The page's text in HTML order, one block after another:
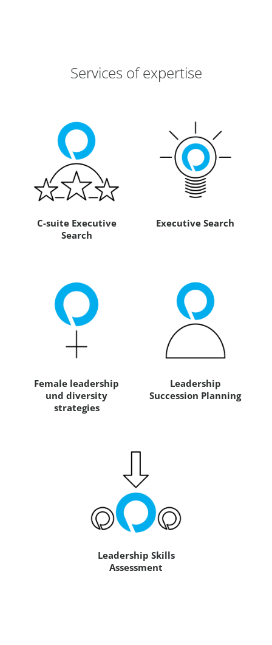
Services of expertise
C-suite Executive
Search
Executive Search
Female leadership
und diversity
strategies
Leadership
Succession Planning
Leadership Skills
Assessment